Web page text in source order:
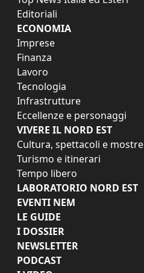
Editoriali
ECONOMIA
Imprese
Finanza
Lavoro
Tecnologia
Infrastrutture
Eccellenze e personaggi
VIVERE IL NORD EST
Cultura, spettacoli e mostre
Turismo e itinerari
Tempo libero
LABORATORIO NORD EST
EVENTI NEM
LE GUIDE
I DOSSIER
NEWSLETTER
PODCAST